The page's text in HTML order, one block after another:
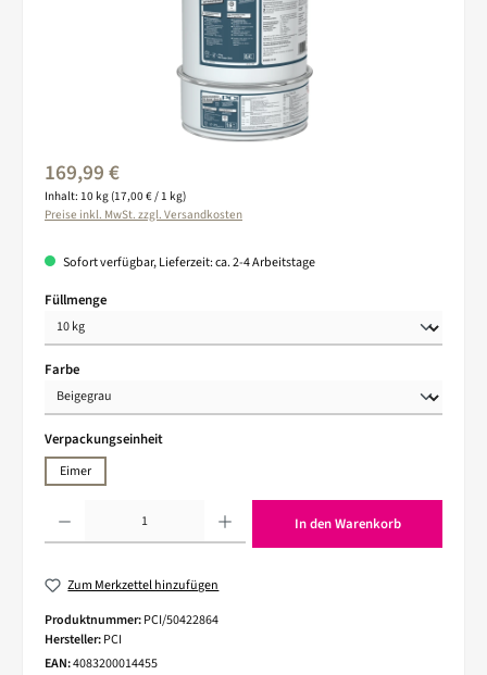
Regulärer Preis:
169,99 €
Inhalt: 10 kg (17,00 € / 1 kg)
Preise inkl. MwSt. zzgl. Versandkosten
Sofort verfügbar, Lieferzeit: ca. 2-4 Arbeitstage
Füllmengeauswählen
Farbeauswählen
Verpackungseinheitauswählen
Eimer
In den Warenkorb
Zum Merkzettel hinzufügen
Produktnummer:PCI/50422864
Hersteller:PCI
EAN:4083200014455